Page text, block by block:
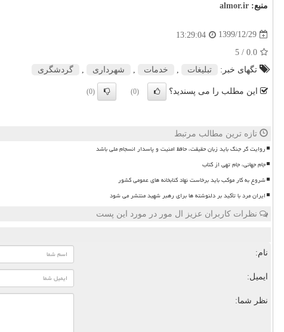
منبع: almor.ir
1399/12/29
13:29:04
0.0
/ 5
تگهای خبر:
تبلیغات خدمات شهرداری گردشگری
این مطلب را می پسندید؟ (0)
(0)
تازه ترین مطالب مرتبط
روایت گر جنگ باید زبان حقیقت، حافظ امنیت و پاسدار انسجام ملی باشد
جام جهانی، جام تهی از کتاب
شروع به کار موکب باید برخاست نهاد کتابخانه های عمومی کشور
ایران مرد با تأکید بر دلنوشته ها برای رهبر شهید منتشر می شود
نظرات کاربران عزیز ال مور در مورد این پست
نام:
ایمیل:
نظر شما: